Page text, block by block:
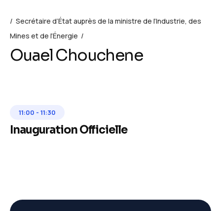
Secrétaire d’État auprès de la ministre de l’Industrie, des
Mines et de l’Énergie
Ouael Chouchene
11:00 - 11:30
Inauguration Officielle